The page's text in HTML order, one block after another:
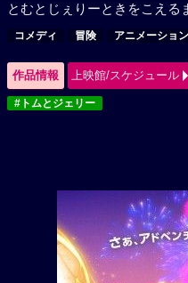
とむとじぇりーときをこえる
コメディ 冒険 アニメーション
作品情報 上映館/スケジュール
#トムとジェリー